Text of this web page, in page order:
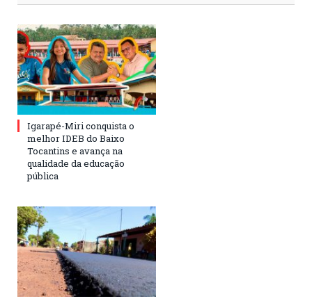
Igarapé-Miri conquista o
melhor IDEB do Baixo
Tocantins e avança na
qualidade da educação
pública